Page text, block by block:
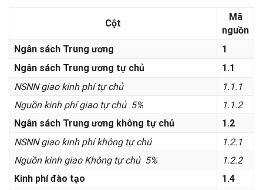
Cột
Mã
nguồn
Ngân sách Trung ương
1
Ngân sách Trung ương tự chủ
1.1
NSNN giao kinh phí tự chủ
1.1.1
Nguồn kinh phí giao tự chủ 5%
1.1.2
Ngân sách Trung ương không tự chủ 1.2
NSNN giao kinh phí không tự chủ
1.2.1
Nguồn kinh giao Không tự chủ 5%
1.2.2
Kinh phí đào tạo 1.4